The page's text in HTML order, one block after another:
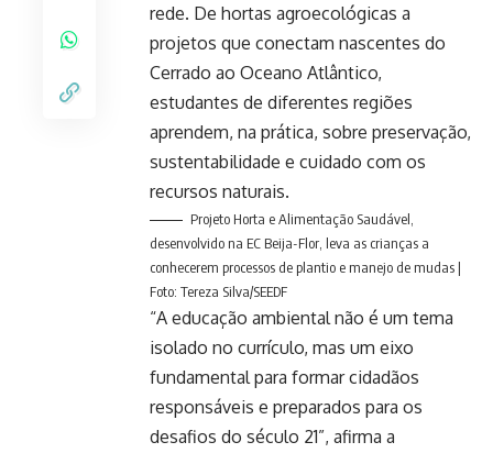
rede. De hortas agroecológicas a
projetos que conectam nascentes do
Cerrado ao Oceano Atlântico,
estudantes de diferentes regiões
aprendem, na prática, sobre preservação,
sustentabilidade e cuidado com os
recursos naturais.
Projeto Horta e Alimentação Saudável,
desenvolvido na EC Beija-Flor, leva as crianças a
conhecerem processos de plantio e manejo de mudas |
Foto: Tereza Silva/SEEDF
“A educação ambiental não é um tema
isolado no currículo, mas um eixo
fundamental para formar cidadãos
responsáveis e preparados para os
desafios do século 21”, afirma a